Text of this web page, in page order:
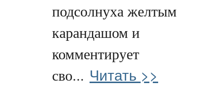
подсолнуха желтым
карандашом и
комментирует
сво... Читать >>